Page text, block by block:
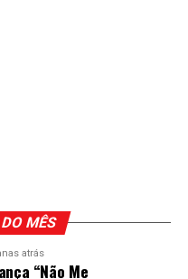
MÊS
atrás
“Não Me